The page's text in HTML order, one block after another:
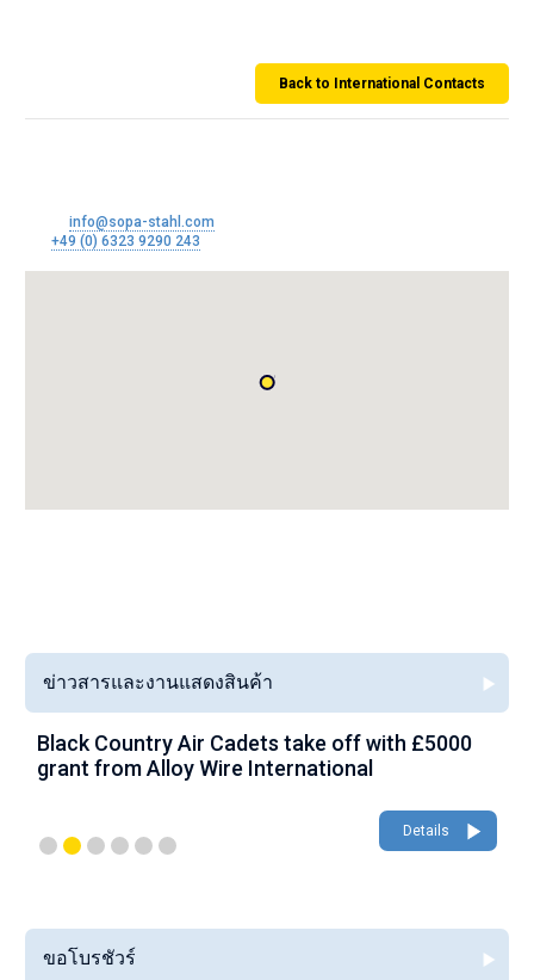
Back to International Contacts
Email:info@sopa-stahl.com
+49 (0) 6323 9290 243
ข่าวสารและงานแสดงสินค้า
Black Country Air Cadets take off with £5000
grant from Alloy Wire International
Details
ขอโบรชัวร์